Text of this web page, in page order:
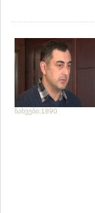
ნახვები:1890